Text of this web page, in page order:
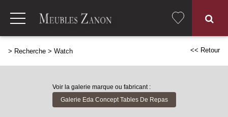
> Recherche > Watch << Retour
Voir la galerie marque ou fabricant :
Galerie Eda Concept Tables De Repas